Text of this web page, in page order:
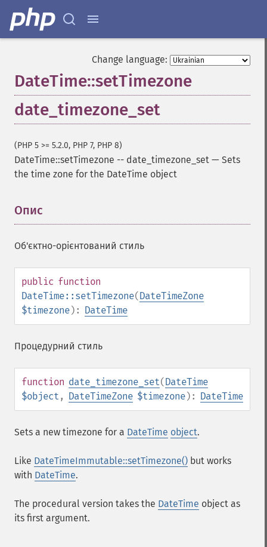
Change language:
DateTime::setTimezone
date_timezone_set
(PHP 5 >= 5.2.0, PHP 7, PHP 8)
DateTime::setTimezone -- date_timezone_set — Sets
the time zone for the DateTime object
Опис
Об'єктно-орієнтований стиль
public function
DateTime::setTimezone(DateTimeZone
$timezone): DateTime
Процедурний стиль
function date_timezone_set(DateTime
$object , DateTimeZone $timezone): DateTime
Sets a new timezone for a DateTime object.
Like DateTimeImmutable::setTimezone() but works
with DateTime.
The procedural version takes the DateTime object as
its first argument.